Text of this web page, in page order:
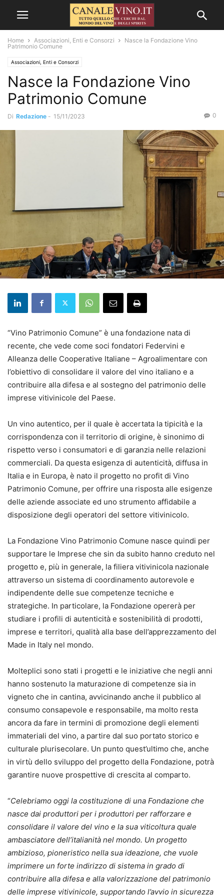
Home Associazioni, Enti e Consorzi
Nasce la Fondazione Vino
Patrimonio Comune
Associazioni, Enti e Consorzi
Nasce la Fondazione Vino
Patrimonio Comune
Di Redazione - 15/11/2023 0
“Vino Patrimonio Comune” è una fondazione nata di
recente, che vede come soci fondatori Federvini e
Alleanza delle Cooperative Italiane – Agroalimentare con
l’obiettivo di consolidare il valore del vino italiano e a
contribuire alla difesa e al sostegno del patrimonio delle
imprese vitivinicole del Paese.
Un vino autentico, per il quale è accertata la tipicità e la
corrispondenza con il territorio di origine, è sinonimo di
rispetto verso i consumatori e di garanzia nelle relazioni
commerciali. Da questa esigenza di autenticità, diffusa in
Italia e in Europa, è nato il progetto no profit di Vino
Patrimonio Comune, per offrire una risposta alle esigenze
delle aziende associate ed uno strumento affidabile a
disposizione degli operatori del settore vitivinicolo.
La Fondazione Vino Patrimonio Comune nasce quindi per
supportare le Imprese che sin da subito hanno creduto nel
progetto e, più in generale, la filiera vitivinicola nazionale
attraverso un sistema di coordinamento autorevole e
indipendente delle sue competenze tecniche e
strategiche. In particolare, la Fondazione opererà per
studiare i profili di autenticità e sostenibilità di prodotti,
imprese e territori, qualità alla base dell’apprezzamento del
Made in Italy nel mondo.
Molteplici sono stati i progetti e le iniziative che negli anni
hanno sostenuto la maturazione di competenze sia in
vigneto che in cantina, avvicinando anche il pubblico al
consumo consapevole e responsabile, ma molto resta
ancora da fare in termini di promozione degli elementi
immateriali del vino, a partire dal suo portato storico e
culturale plurisecolare. Un punto quest’ultimo che, anche
in virtù dello sviluppo del progetto della Fondazione, potrà
garantire nuove prospettive di crescita al comparto.
“Celebriamo oggi la costituzione di una Fondazione che
nasce dai produttori per i produttori per rafforzare e
consolidare il valore del vino e la sua viticoltura quale
ambasciatore dell’italianità nel mondo. Un progetto
ambizioso, pioneristico nella sua ideazione, che vuole
imprimere un forte indirizzo di sistema in grado di
contribuire alla difesa e alla valorizzazione del patrimonio
delle imprese vitivinicole, supportando l’avvio in sicurezza